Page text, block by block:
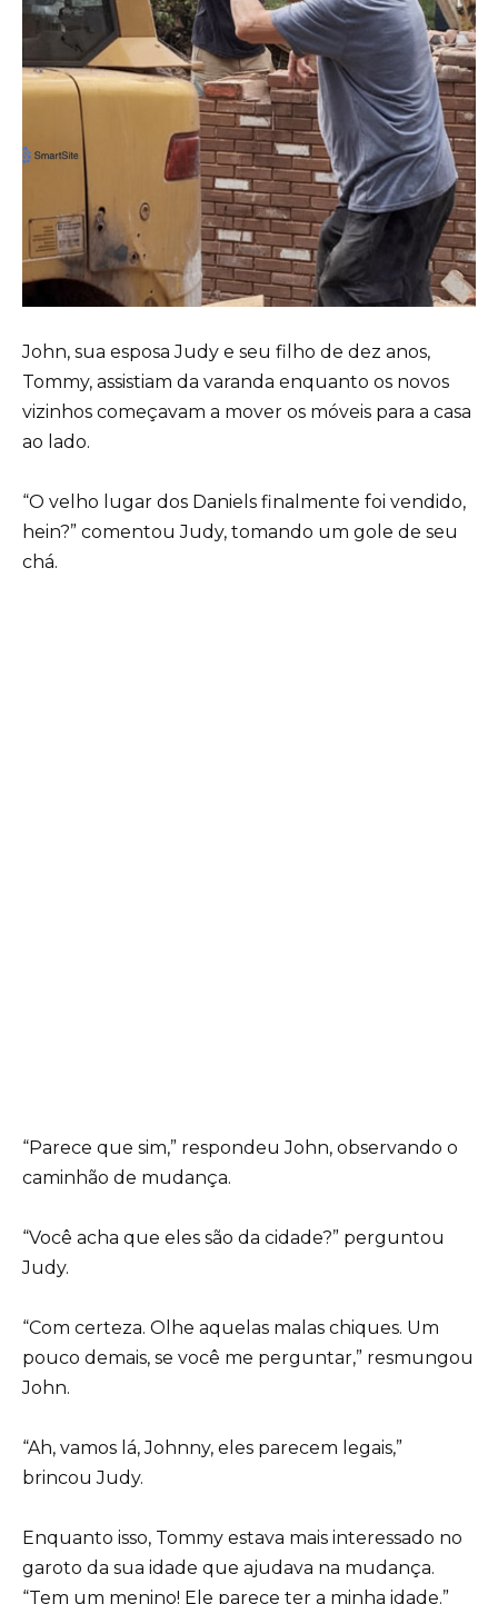
John, sua esposa Judy e seu filho de dez anos,
Tommy, assistiam da varanda enquanto os novos
vizinhos começavam a mover os móveis para a casa
ao lado.
“O velho lugar dos Daniels finalmente foi vendido,
hein?” comentou Judy, tomando um gole de seu
chá.
“Parece que sim,” respondeu John, observando o
caminhão de mudança.
“Você acha que eles são da cidade?” perguntou
Judy.
“Com certeza. Olhe aquelas malas chiques. Um
pouco demais, se você me perguntar,” resmungou
John.
“Ah, vamos lá, Johnny, eles parecem legais,”
brincou Judy.
Enquanto isso, Tommy estava mais interessado no
garoto da sua idade que ajudava na mudança.
“Tem um menino! Ele parece ter a minha idade.”